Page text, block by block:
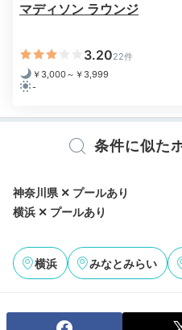
12時のチェックアウトまで
テルステイを満喫できます。
マディソン ラウンジ
3.2022件
￥3,000～￥3,999
-
条件に似た
神奈川県 ✕ プールあり
横浜 ✕ プールあり
横浜 みなとみらい